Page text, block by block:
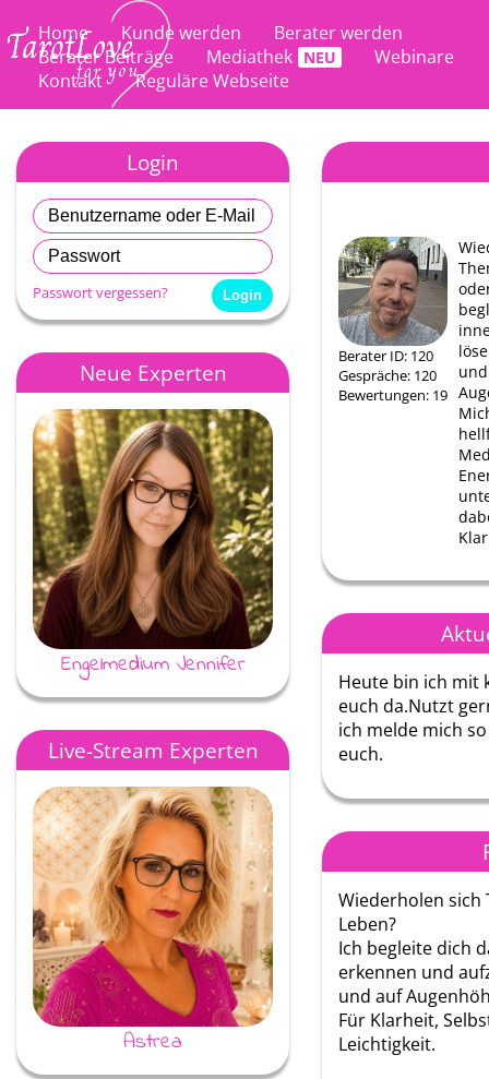
Home Kunde werden
Berater werden
Berater Beiträge
Mediathek
Webinare
Kontakt
Reguläre Webseite
Login
Passwort vergessen?
Neue Experten
Engelmedium Jennifer
Live-Stream Experten
Astrea Ayke
Berater ID: 120
Gespräche: 120
Bewertungen: 19
Heute bin ich mit
euch da.Nutzt
ich melde mich
euch.
Wiederholen sich
Leben?
Ich begleite dich
erkennen und
und auf
Für Klarheit,
Leichtigkeit.